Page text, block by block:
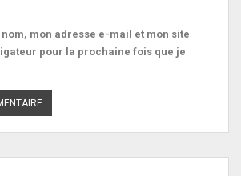
mon adresse e-mail et mon site
pour la prochaine fois que je